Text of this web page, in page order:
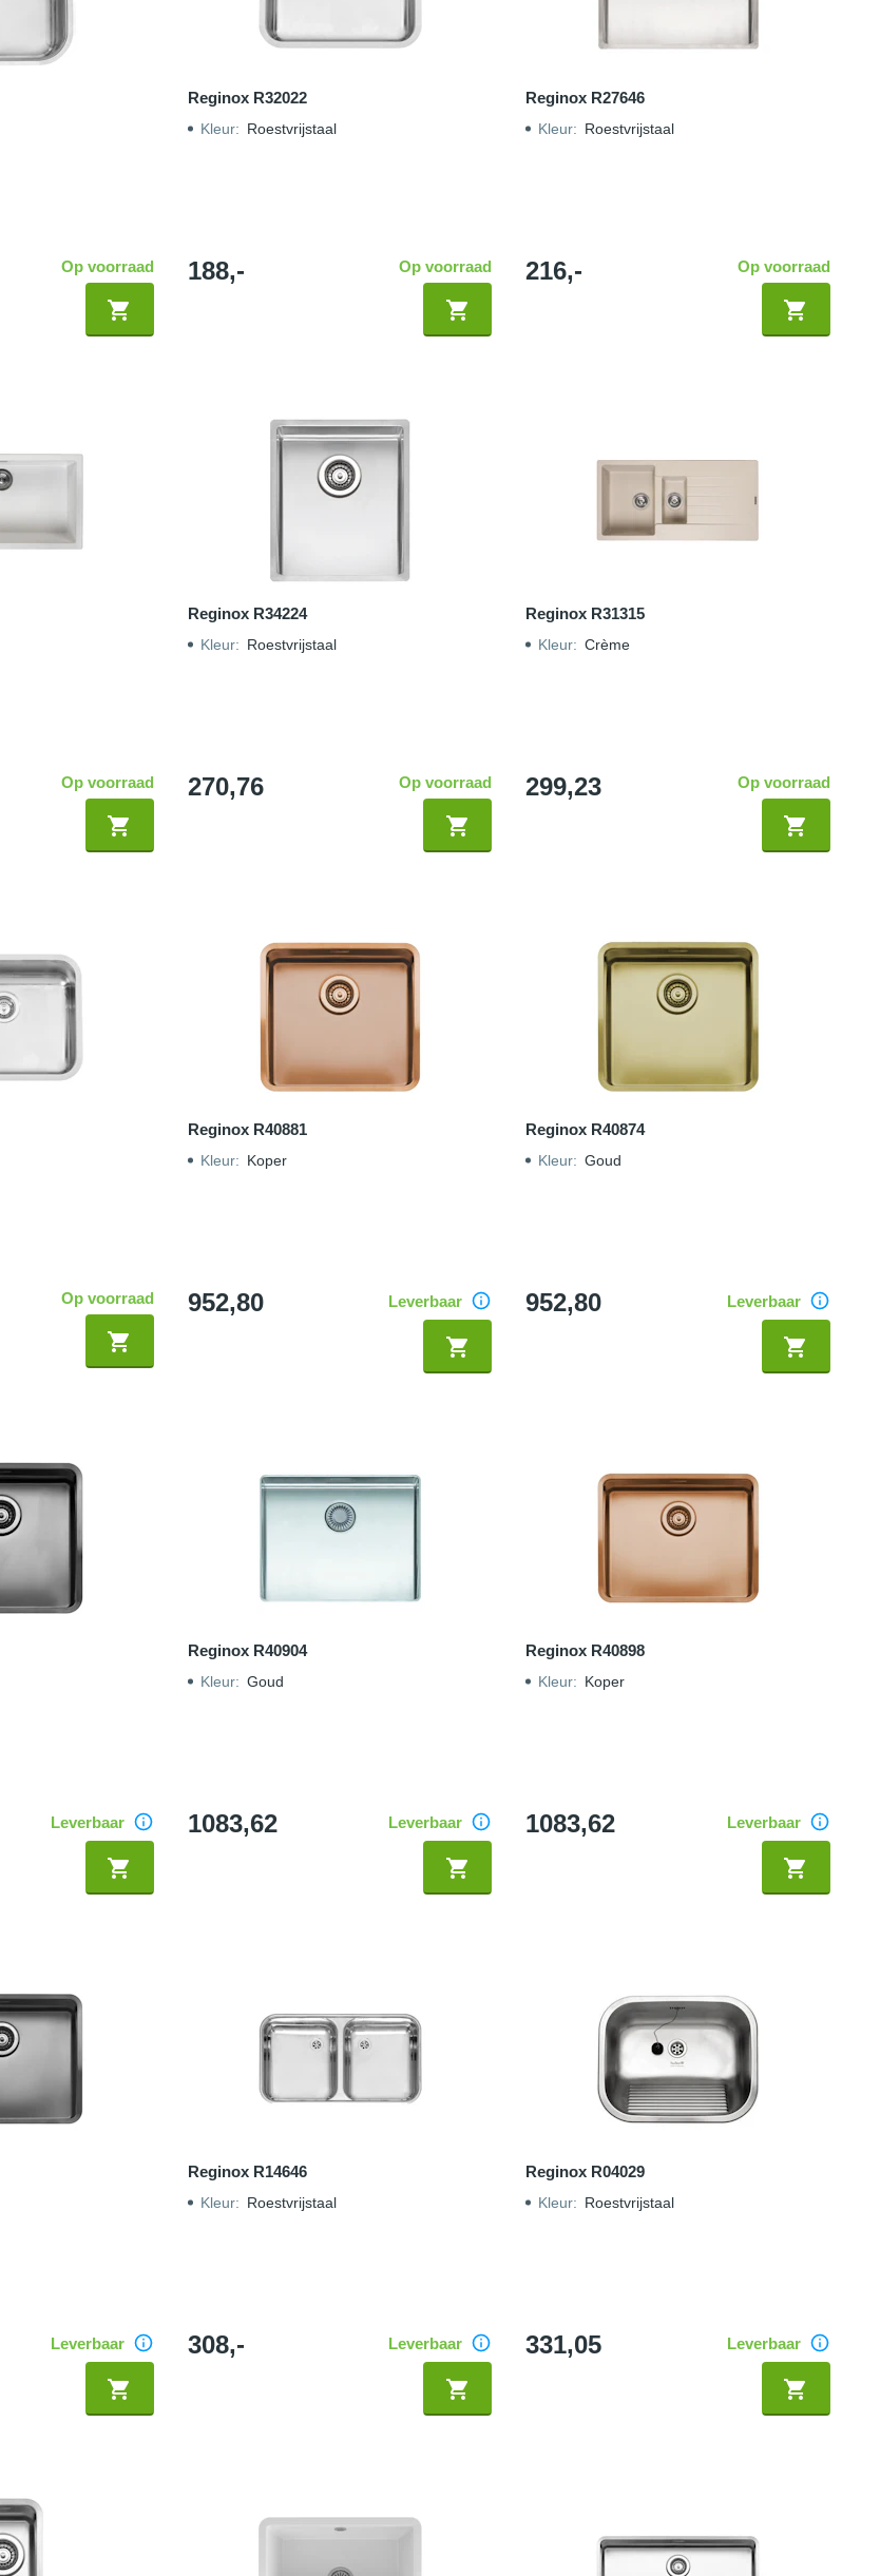
Op voorraad
Reginox R32022
Kleur: Roestvrijstaal
188,- Op voorraad
Reginox R27646
Kleur: Roestvrijstaal
216,- Op voorraad
Op voorraad
Reginox R34224
Kleur: Roestvrijstaal
270,76 Op voorraad
Reginox R31315
Kleur: Crème
299,23 Op voorraad
Op voorraad
Reginox R40881
Kleur: Koper
952,80 Leverbaar
Reginox R40874
Kleur: Goud
952,80 Leverbaar
Leverbaar
Reginox R40904
Kleur: Goud
1083,62 Leverbaar
Reginox R40898
Kleur: Koper
1083,62 Leverbaar
Leverbaar
Reginox R14646
Kleur: Roestvrijstaal
308,- Leverbaar
Reginox R04029
Kleur: Roestvrijstaal
331,05 Leverbaar